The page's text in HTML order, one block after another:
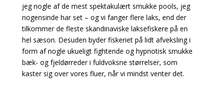
jeg nogle af de mest spektakulært smukke pools, jeg
nogensinde har set – og vi fanger flere laks, end der
tilkommer de fleste skandinaviske laksefiskere på en
hel sæson. Desuden byder fiskeriet på lidt afveksling i
form af nogle ukueligt fightende og hypnotisk smukke
bæk- og fjeldørreder i fuldvoksne størrelser, som
kaster sig over vores fluer, når vi mindst venter det.